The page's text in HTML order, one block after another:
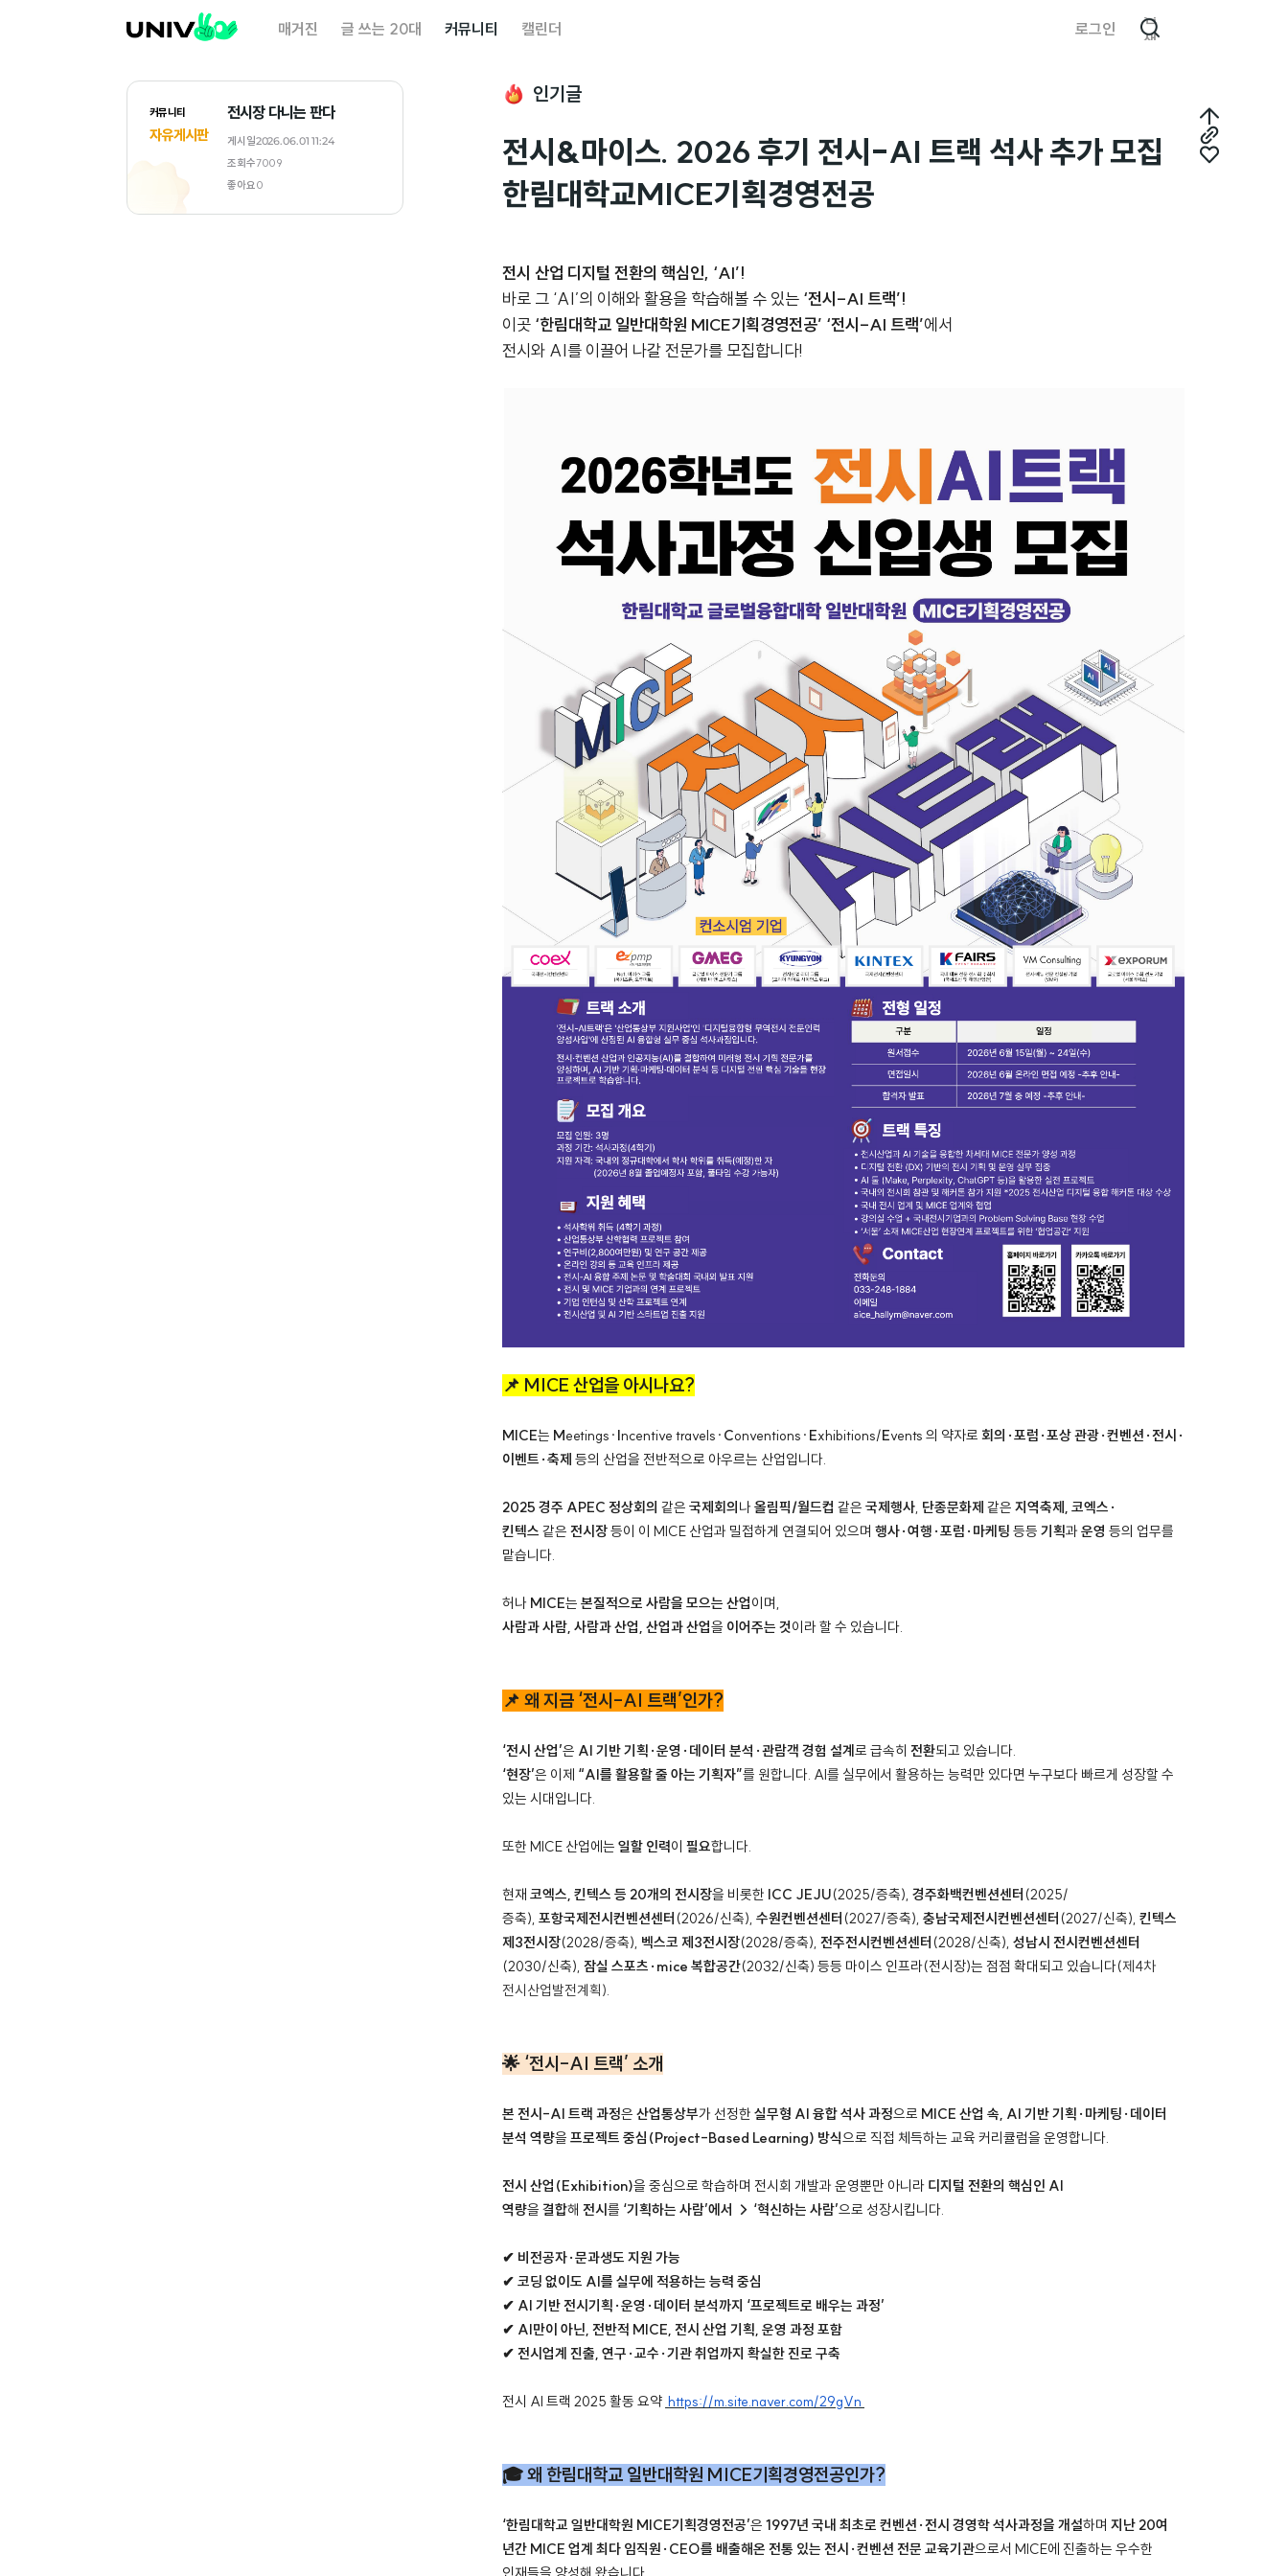
매거진 글 쓰는 20대 커뮤니티 캘린더 로그인
검
색
커뮤니티
자유게시판
전시장 다니는 판다
게시일2026.06.01 11:24
조회수7009
좋아요0
인기글
전시&마이스. 2026 후기 전시-AI 트랙 석사 추가 모집
한림대학교MICE기획경영전공
전시 산업 디지털 전환의 핵심인, ‘AI’!
바로 그 ‘AI’의 이해와 활용을 학습해볼 수 있는 ‘전시-AI 트랙’!
이곳 ‘한림대학교 일반대학원 MICE기획경영전공’ ‘전시-AI 트랙’에서
전시와 AI를 이끌어 나갈 전문가를 모집합니다!
📌 MICE 산업을 아시나요?
MICE는 Meetings· Incentive travels· Conventions· Exhibitions/Events 의 약자로 회의·포럼·포상 관광·컨벤션·전시·
이벤트·축제 등의 산업을 전반적으로 아우르는 산업입니다.
2025 경주 APEC 정상회의 같은 국제회의 나 올림픽/월드컵 같은 국제행사, 단종문화제 같은 지역축제, 코엑스·
킨텍스 같은 전시장등이 이 MICE 산업과 밀접하게 연결되어 있으며 행사·여행·포럼·마케팅 등등 기획과 운영 등의 업무를
맡습니다.
허나 MICE는 본질적으로 사람을 모으는 산업이며,
사람과 사람, 사람과 산업, 산업과 산업을 이어주는 것이라 할 수 있습니다.
📌 왜 지금 ‘전시-AI 트랙’인가?
‘전시 산업’은 AI 기반 기획·운영·데이터 분석·관람객 경험 설계 로 급속히 전환되고 있습니다.
‘현장’은 이제 “AI를 활용할 줄 아는 기획자”를 원합니다. AI를 실무에서 활용하는 능력만 있다면 누구보다 빠르게 성장할 수
있는 시대입니다.
또한 MICE 산업에는 일할 인력이 필요합니다.
현재 코엑스, 킨텍스 등 20개의 전시장을 비롯한 ICC JEJU(2025/증축), 경주화백컨벤션센터 (2025/
증축), 포항국제전시컨벤션센터 (2026/신축), 수원컨벤션센터 (2027/증축), 충남국제전시컨벤션센터 (2027/신축), 킨텍스
제3전시장(2028/증축), 벡스코 제3전시장(2028/증축), 전주전시컨벤션센터 (2028/신축), 성남시 전시컨벤션센터
(2030/신축), 잠실 스포츠·mice 복합공간(2032/신축) 등등 마이스 인프라(전시장)는 점점 확대되고 있습니다(제4차
전시산업발전계획).
🌟 ‘전시-AI 트랙’ 소개
본 전시-AI 트랙 과정은 산업통상부가 선정한 실무형 AI 융합 석사 과정으로 MICE 산업 속, AI 기반 기획·마케팅·데이터
분석 역량을 프로젝트 중심(Project-Based Learning) 방식으로 직접 체득하는 교육 커리큘럼을 운영합니다.
전시 산업(Exhibition)을 중심으로 학습하며 전시회 개발과 운영뿐만 아니라 디지털 전환의 핵심인 AI
역량을 결합해 전시 를 ‘기획하는 사람’에서 → ‘혁신하는 사람’으로 성장시킵니다.
✔ 비전공자·문과생도 지원 가능
✔ 코딩 없이도 AI를 실무에 적용하는 능력 중심
✔ AI 기반 전시기획·운영·데이터 분석까지 ‘프로젝트로 배우는 과정’
✔ AI만이 아닌, 전반적 MICE, 전시 산업 기획, 운영 과정 포함
✔ 전시업계 진출, 연구·교수·기관 취업까지 확실한 진로 구축
전시 AI 트랙 2025 활동 요약 https://m.site.naver.com/29gVn
🎓 왜 한림대학교 일반대학원 MICE기획경영전공인가?
‘한림대학교 일반대학원 MICE기획경영전공’은 1997년 국내 최초로 컨벤션·전시 경영학 석사과정을 개설하며 지난 20여
년간 MICE 업계 최다 임직원·CEO를 배출해온 전통 있는 전시·컨벤션 전문 교육기관으로서 MICE에 진출하는 우수한
최
상
링
좋